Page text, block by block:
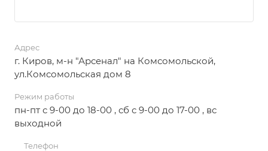
Адрес
г. Киров, м-н "Арсенал" на Комсомольской,
ул.Комсомольская дом 8
Режим работы
пн-пт с 9-00 до 18-00 , сб с 9-00 до 17-00 , вс
выходной
Телефон